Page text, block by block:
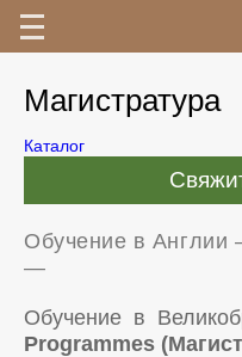
Магистратура
Каталог
Обучение в Англии
—
Обучение в
Programmes